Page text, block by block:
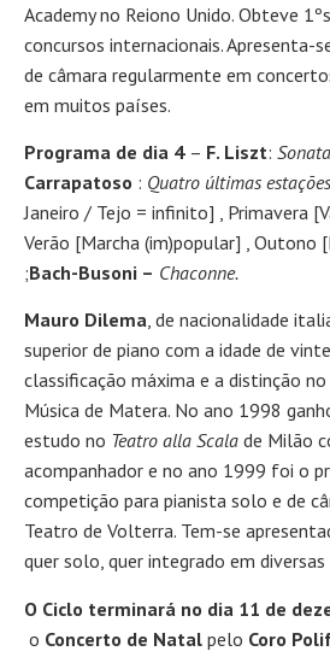
Academy no Reiono Unido. Obteve
concursos internacionais. Apresenta-
de câmara regularmente em
em muitos países.
Programa de dia 4 – F. Liszt:
Carrapatoso : Quatro últimas
Janeiro / Tejo = infinito] , Primavera
Verão [Marcha (im)popular] , Outono
;Bach-Busoni – Chaconne.
Mauro Dilema, de nacionalidade
superior de piano com a idade de
classificação máxima e a distinção
Música de Matera. No ano 1998
estudo no Teatro alla Scala de Milão
acompanhador e no ano 1999 foi o
competição para pianista solo e de
Teatro de Volterra. Tem-se
quer solo, quer integrado em
O Ciclo terminará no dia 11 de
o Concerto de Natal pelo Coro